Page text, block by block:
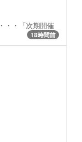
・・「次期開催
18時間前